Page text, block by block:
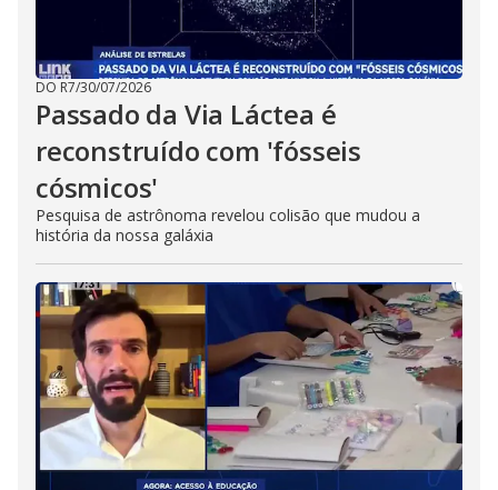
DO R7/30/07/2026
Passado da Via Láctea é
reconstruído com 'fósseis
cósmicos'
Pesquisa de astrônoma revelou colisão que mudou a
história da nossa galáxia